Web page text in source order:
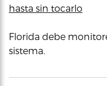
hasta sin tocarlo
Florida debe
sistema.